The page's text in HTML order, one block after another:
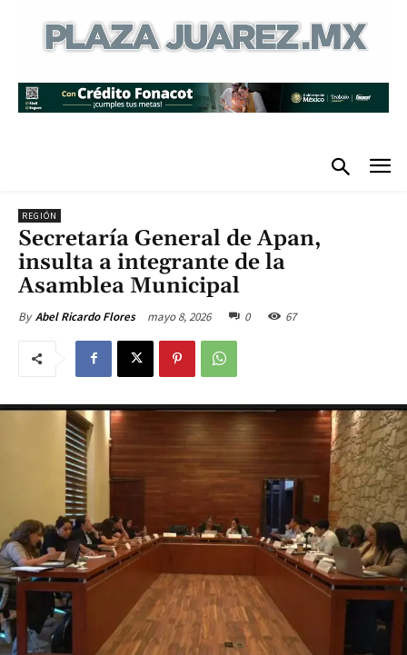
REGIÓN
Secretaría General de Apan,
insulta a integrante de la
Asamblea Municipal
By Abel Ricardo Flores mayo 8, 2026 0 67